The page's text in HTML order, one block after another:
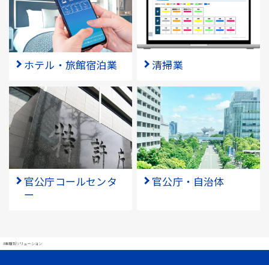
ホテル・旅館宿泊業 清掃業
官公庁コールセンタ
ー
官公庁・自治体
#業種別ソリューション